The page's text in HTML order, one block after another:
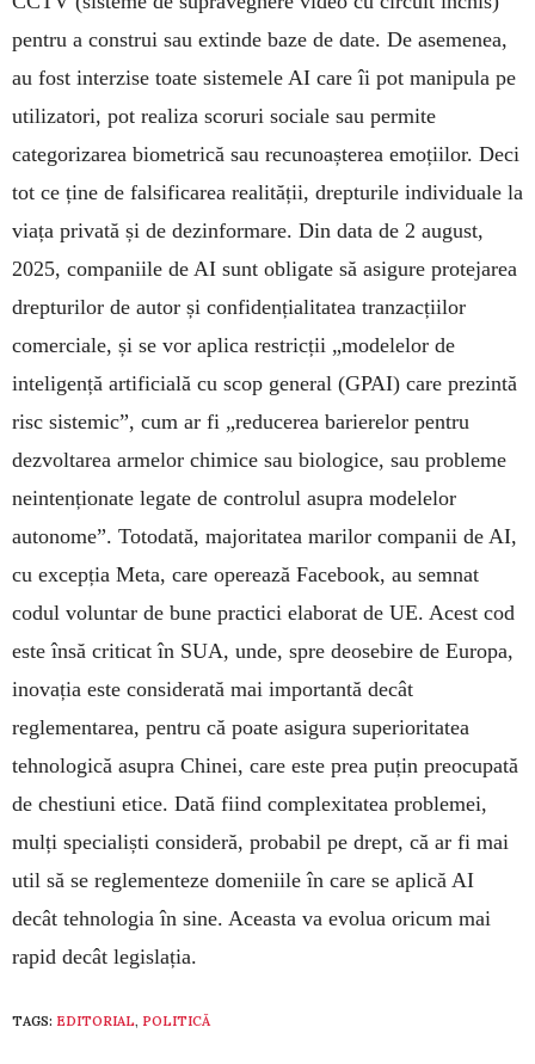
pentru a construi sau extinde baze de date. De asemenea,
au fost interzise toate sistemele AI care îi pot manipula pe
utilizatori, pot realiza scoruri sociale sau permite
categorizarea biometrică sau recunoașterea emoțiilor. Deci
tot ce ține de falsificarea realității, drepturile individuale la
viața privată și de dezinformare. Din data de 2 august,
2025, companiile de AI sunt obligate să asigure protejarea
drepturilor de autor și confidențialitatea tranzacțiilor
comerciale, și se vor aplica restricții „modelelor de
inteligență artificială cu scop general (GPAI) care prezintă
risc sistemic”, cum ar fi „reducerea barierelor pentru
dezvoltarea armelor chimice sau biologice, sau probleme
neintenționate legate de controlul asupra modelelor
autonome”. Totodată, majoritatea marilor companii de AI,
cu excepția Meta, care operează Facebook, au semnat
codul voluntar de bune practici elaborat de UE. Acest cod
este însă criticat în SUA, unde, spre deosebire de Europa,
inovația este considerată mai importantă decât
reglementarea, pentru că poate asigura superioritatea
tehnologică asupra Chinei, care este prea puțin preocupată
de chestiuni etice. Dată fiind complexitatea problemei,
mulți specialiști consideră, probabil pe drept, că ar fi mai
util să se reglementeze domeniile în care se aplică AI
decât tehnologia în sine. Aceasta va evolua oricum mai
rapid decât legislația.
TAGS: EDITORIAL, POLITICĂ